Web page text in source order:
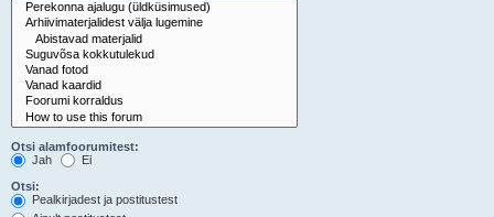
Otsi alamfoorumitest:
Jah
Ei
Otsi:
Pealkirjadest ja postitustest